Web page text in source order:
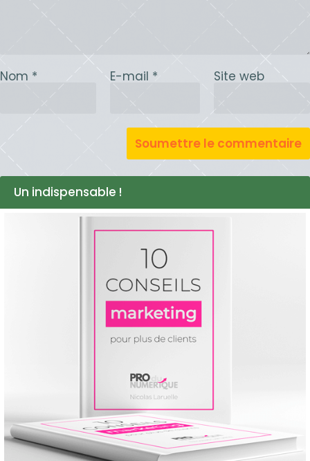
Nom * E-mail * Site web
Un indispensable !